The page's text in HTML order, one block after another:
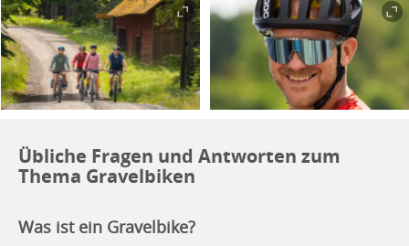
Übliche Fragen und Antworten zum
Thema Gravelbiken
Was ist ein Gravelbike?